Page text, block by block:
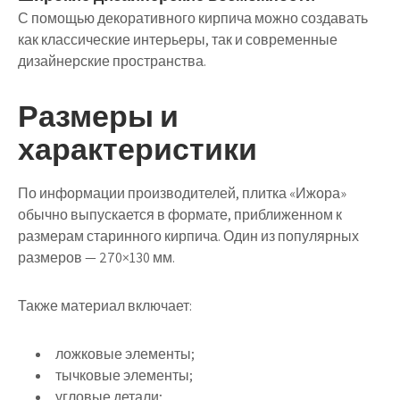
С помощью декоративного кирпича можно создавать
как классические интерьеры, так и современные
дизайнерские пространства.
Размеры и
характеристики
По информации производителей, плитка «Ижора»
обычно выпускается в формате, приближенном к
размерам старинного кирпича. Один из популярных
размеров — 270×130 мм.
Также материал включает:
ложковые элементы;
тычковые элементы;